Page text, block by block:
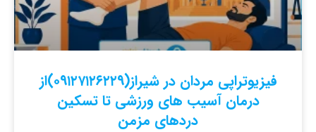
فیزیوتراپی مردان در شیراز(۰۹۱۲۷۱۲۶۲۲۹)از
درمان آسیب های ورزشی تا تسکین
دردهای مزمن